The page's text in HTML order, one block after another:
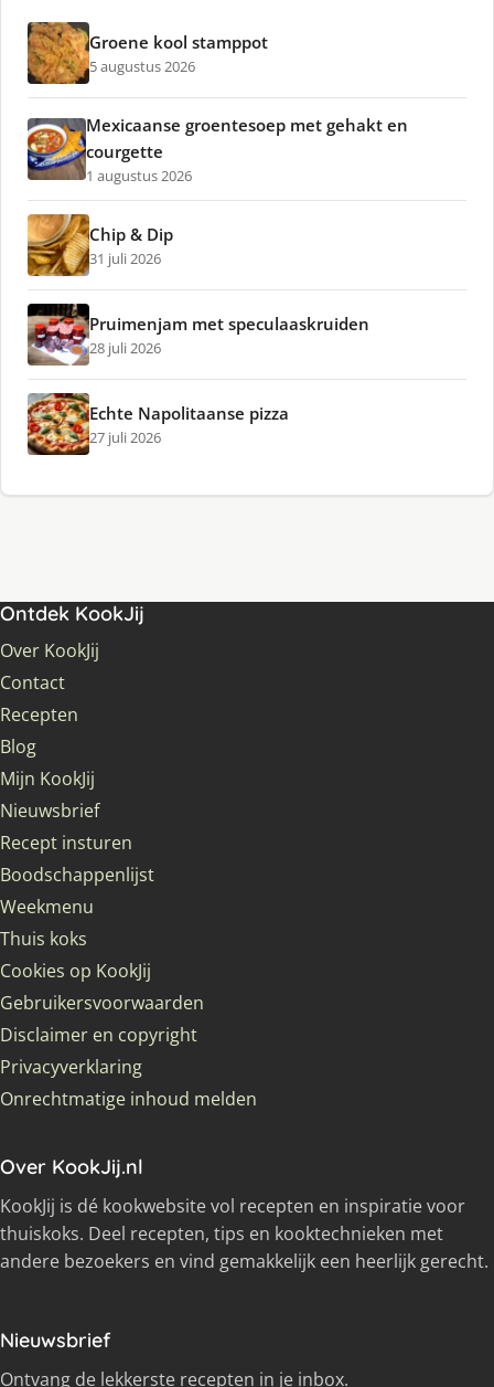
Groene kool stamppot
5 augustus 2026
Mexicaanse groentesoep met gehakt en
courgette
1 augustus 2026
Chip & Dip
31 juli 2026
Pruimenjam met speculaaskruiden
28 juli 2026
Echte Napolitaanse pizza
27 juli 2026
Ontdek KookJij
Over KookJij
Contact
Recepten
Blog
Mijn KookJij
Nieuwsbrief
Recept insturen
Boodschappenlijst
Weekmenu
Thuis koks
Cookies op KookJij
Gebruikersvoorwaarden
Disclaimer en copyright
Privacyverklaring
Onrechtmatige inhoud melden
Over KookJij.nl
KookJij is dé kookwebsite vol recepten en inspiratie voor
thuiskoks. Deel recepten, tips en kooktechnieken met
andere bezoekers en vind gemakkelijk een heerlijk gerecht.
Nieuwsbrief
Ontvang de lekkerste recepten in je inbox.